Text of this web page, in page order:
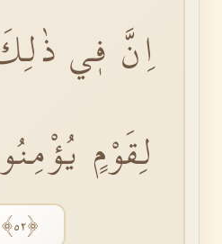
اِنَّ فٖي
لِقَوْمٍ
﴿٥٢﴾